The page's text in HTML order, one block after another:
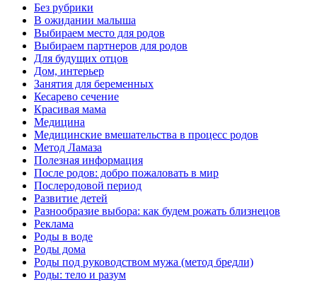
Без рубрики
В ожидании малыша
Выбираем место для родов
Выбираем партнеров для родов
Для будущих отцов
Дом, интерьер
Занятия для беременных
Кесарево сечение
Красивая мама
Медицина
Медицинские вмешательства в процесс родов
Метод Ламаза
Полезная информация
После родов: добро пожаловать в мир
Послеродовой период
Развитие детей
Разнообразие выбора: как будем рожать близнецов
Реклама
Роды в воде
Роды дома
Роды под руководством мужа (метод бредли)
Роды: тело и разум